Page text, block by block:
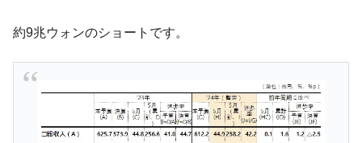
は韓国で『BYD』車は売れている。6カ月で対前年同期比
『Money1』
く空港に詰めかけ「出て行け！」「極右勢力」のプラカー
ドを掲げる「在韓反米勢力」
『Money1』
韓国政府「2035年までに18.4GW規模のAIデ
約9兆ウォンのショートです。